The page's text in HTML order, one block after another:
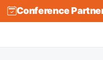
Conference